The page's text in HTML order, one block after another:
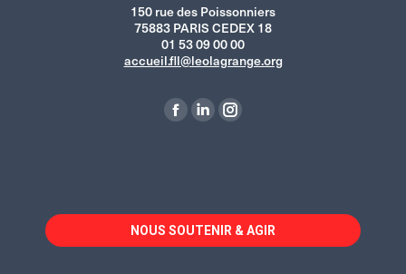
150 rue des Poissonniers
75883 PARIS CEDEX 18
01 53 09 00 00
accueil.fll@leolagrange.org
La
dans
une
La
dans
une
La
dans
une
NOUS SOUTENIR & AGIR